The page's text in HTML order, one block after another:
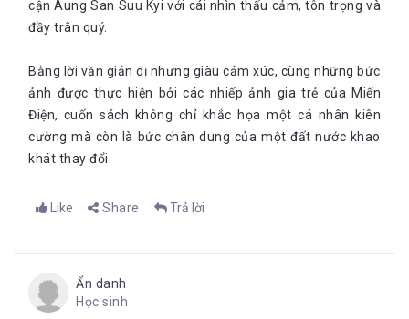
cận Aung San Suu Kyi với cái nhìn thấu cảm, tôn trọng và
đầy trân quý.
Bằng lời văn giản dị nhưng giàu cảm xúc, cùng những bức
ảnh được thực hiện bởi các nhiếp ảnh gia trẻ của Miến
Điện, cuốn sách không chỉ khắc họa một cá nhân kiên
cường mà còn là bức chân dung của một đất nước khao
khát thay đổi.
Like Share Trả lời
Ẩn danh
Học sinh